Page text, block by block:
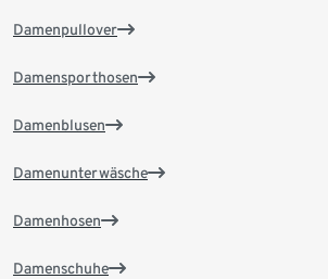
Damenpullover
Damensporthosen
Damenblusen
Damenunterwäsche
Damenhosen
Damenschuhe